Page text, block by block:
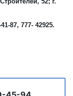
87, 777- 42925.